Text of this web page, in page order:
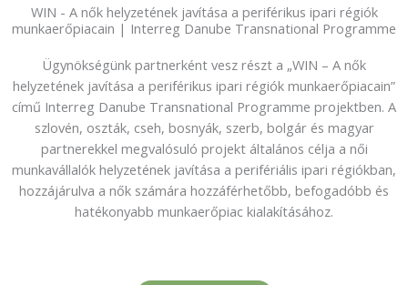
WIN - A nők helyzetének javítása a periférikus ipari régiók
munkaerőpiacain | Interreg Danube Transnational Programme
Ügynökségünk partnerként vesz részt a „WIN – A nők
helyzetének javítása a periférikus ipari régiók munkaerőpiacain”
című Interreg Danube Transnational Programme projektben. A
szlovén, oszták, cseh, bosnyák, szerb, bolgár és magyar
partnerekkel megvalósuló projekt általános célja a női
munkavállalók helyzetének javítása a perifériális ipari régiókban,
hozzájárulva a nők számára hozzáférhetőbb, befogadóbb és
hatékonyabb munkaerőpiac kialakításához.